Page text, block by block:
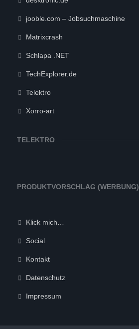
jooble.com – Jobsuchmaschine
Matrixcrash
Schlapa .NET
TechExplorer.de
Telektro
Xorro-art
TELEKTRO
PRODUKTVORSCHLAG (WERBUNG)
Klick mich…
Social
Kontakt
Datenschutz
Impressum